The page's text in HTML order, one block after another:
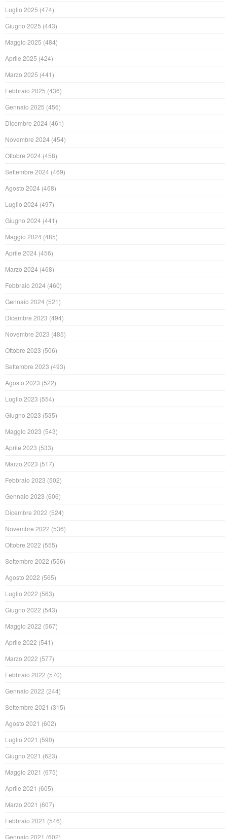
Luglio 2025 (474)
Giugno 2025 (443)
Maggio 2025 (484)
Aprile 2025 (424)
Marzo 2025 (441)
Febbraio 2025 (436)
Gennaio 2025 (456)
Dicembre 2024 (461)
Novembre 2024 (454)
Ottobre 2024 (458)
Settembre 2024 (469)
Agosto 2024 (468)
Luglio 2024 (497)
Giugno 2024 (441)
Maggio 2024 (485)
Aprile 2024 (456)
Marzo 2024 (468)
Febbraio 2024 (460)
Gennaio 2024 (521)
Dicembre 2023 (494)
Novembre 2023 (485)
Ottobre 2023 (506)
Settembre 2023 (493)
Agosto 2023 (522)
Luglio 2023 (554)
Giugno 2023 (535)
Maggio 2023 (543)
Aprile 2023 (533)
Marzo 2023 (517)
Febbraio 2023 (502)
Gennaio 2023 (606)
Dicembre 2022 (524)
Novembre 2022 (536)
Ottobre 2022 (555)
Settembre 2022 (556)
Agosto 2022 (565)
Luglio 2022 (563)
Giugno 2022 (543)
Maggio 2022 (567)
Aprile 2022 (541)
Marzo 2022 (577)
Febbraio 2022 (570)
Gennaio 2022 (244)
Settembre 2021 (315)
Agosto 2021 (602)
Luglio 2021 (590)
Giugno 2021 (623)
Maggio 2021 (675)
Aprile 2021 (605)
Marzo 2021 (607)
Febbraio 2021 (546)
Gennaio 2021 (602)